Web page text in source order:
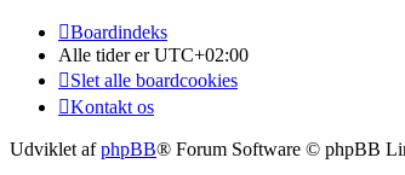
Boardindeks
Alle tider erUTC+02:00
Slet alle boardcookies
Kontakt os
Udviklet afphpBB® Forum Software © phpBB